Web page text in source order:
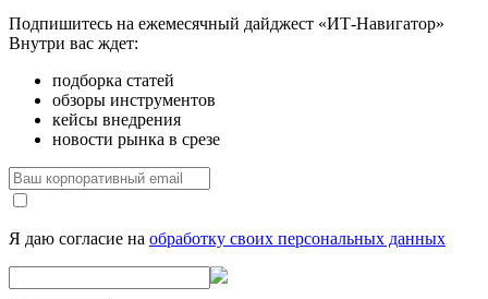
Подпишитесь на ежемесячный дайджест «ИТ-Навигатор»
Внутри вас ждет:
подборка статей
обзоры инструментов
кейсы внедрения
новости рынка в срезе
Я даю согласие на обработку своих персональных данных